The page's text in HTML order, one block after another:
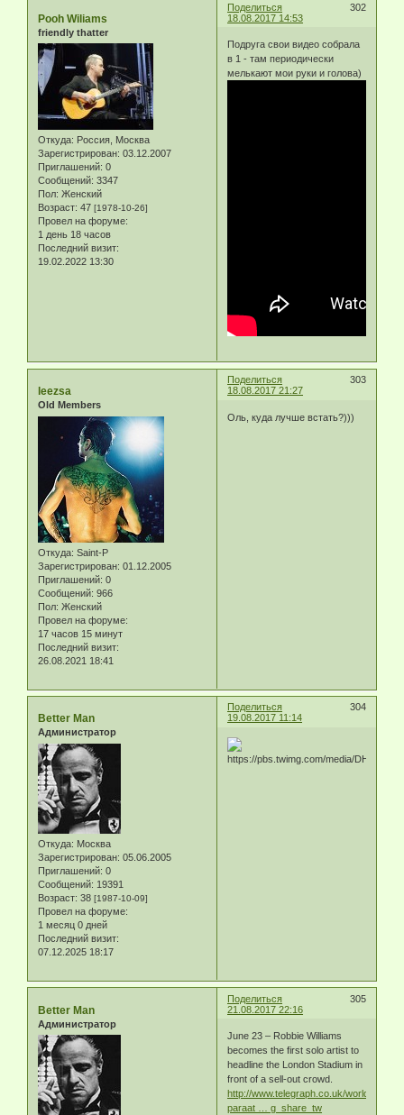
Поделиться
302
18.08.2017 14:53
Pooh Wiliams
friendly thatter
Откуда: Россия, Москва
Зарегистрирован: 03.12.2007
Приглашений: 0
Сообщений: 3347
Пол: Женский
Возраст: 47 [1978-10-26]
Провел на форуме:
1 день 18 часов
Последний визит:
19.02.2022 13:30
Подруга свои видео собрала
в 1 - там периодически
мелькают мои руки и голова)
Поделиться
303
18.08.2017 21:27
leezsa
Old Members
Откуда: Saint-P
Зарегистрирован: 01.12.2005
Приглашений: 0
Сообщений: 966
Пол: Женский
Провел на форуме:
17 часов 15 минут
Последний визит:
26.08.2021 18:41
Оль, куда лучше встать?)))
Поделиться
304
19.08.2017 11:14
Better Man
Администратор
Откуда: Москва
Зарегистрирован: 05.06.2005
Приглашений: 0
Сообщений: 19391
Возраст: 38 [1987-10-09]
Провел на форуме:
1 месяц 0 дней
Последний визит:
07.12.2025 18:17
Поделиться
305
21.08.2017 22:16
Better Man
Администратор
June 23 – Robbie Williams
becomes the first solo artist to
headline the London Stadium in
front of a sell-out crowd.
http://www.telegraph.co.uk/world-
paraat … g_share_tw